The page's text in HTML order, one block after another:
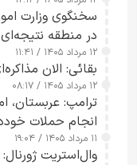
سخنگوی وزارت
در منطقه نتیجه‌ای
۱۲ مرداد ۱۴۰۵ / ۱۱:۴۱
بقائی: الان
۱۲ مرداد ۱۴۰۵ / ۰۸:۱۷
ترامپ: عربستان،
انجام حملات
۱۱ مرداد ۱۴۰۵ / ۱۹:۰۴
وال‌استریت